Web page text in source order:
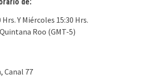
Hrs. Y Miércoles 15:30 Hrs.
Roo (GMT-5)
Canal 77